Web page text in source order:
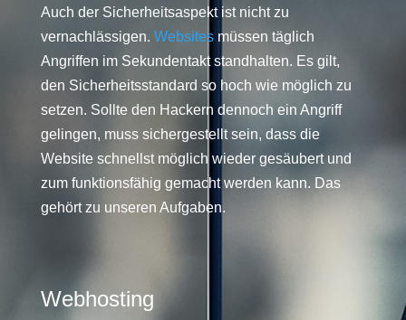
Auch der Sicherheitsaspekt ist nicht zu
vernachlässigen. Websitesmüssen täglich
Angriffen im Sekundentakt standhalten. Es gilt,
den Sicherheitsstandard so hoch wie möglich zu
setzen. Sollte den Hackern dennoch ein Angriff
gelingen, muss sichergestellt sein, dass die
Website schnellst möglich wieder gesäubert und
zum funktionsfähig gemacht werden kann. Das
gehört zu unseren Aufgaben.
Webhosting